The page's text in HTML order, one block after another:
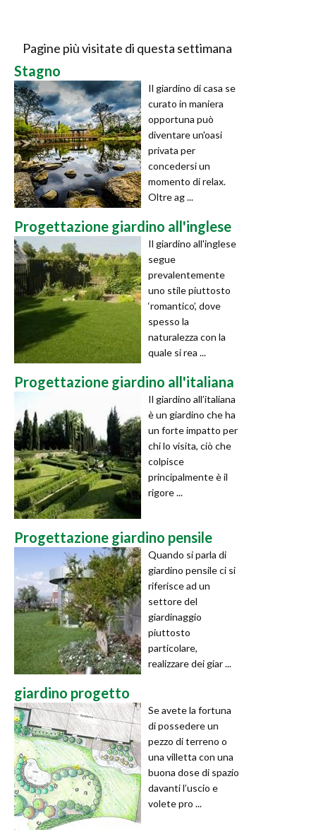
Pagine più visitate di questa settimana
Stagno
Il giardino di casa se
curato in maniera
opportuna può
diventare un'oasi
privata per
concedersi un
momento di relax.
Oltre ag ...
Progettazione giardino all'inglese
Il giardino all'inglese
segue
prevalentemente
uno stile piuttosto
‘romantico’, dove
spesso la
naturalezza con la
quale si rea ...
Progettazione giardino all'italiana
Il giardino all’italiana
è un giardino che ha
un forte impatto per
chi lo visita, ciò che
colpisce
principalmente è il
rigore ...
Progettazione giardino pensile
Quando si parla di
giardino pensile ci si
riferisce ad un
settore del
giardinaggio
piuttosto
particolare,
realizzare dei giar ...
giardino progetto
Se avete la fortuna
di possedere un
pezzo di terreno o
una villetta con una
buona dose di spazio
davanti l’uscio e
volete pro ...